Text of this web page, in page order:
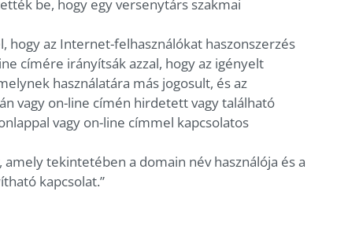
be, hogy egy versenytárs szakmai
hogy az Internet-felhasználókat haszonszerzés
címére irányítsák azzal, hogy az igényelt
használatára más jogosult, és az
vagy on-line címén hirdetett vagy található
vagy on-line címmel kapcsolatos
tekintetében a domain név használója és a
kapcsolat.”